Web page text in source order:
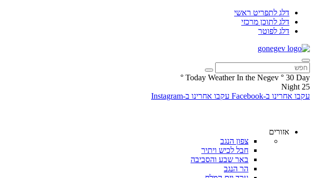
דלג לתפריט ראשי
דלג לתוכן מרכזי
דלג לפוטר
Today Weather In the Negev ° 30 Day
°
25
Night
עקבו אחרינו ב-Facebook
עקבו אחרינו ב-Instagram
אזורים
צפון הנגב
חבל לכיש ויתיר
באר שבע והסביבה
הר הנגב